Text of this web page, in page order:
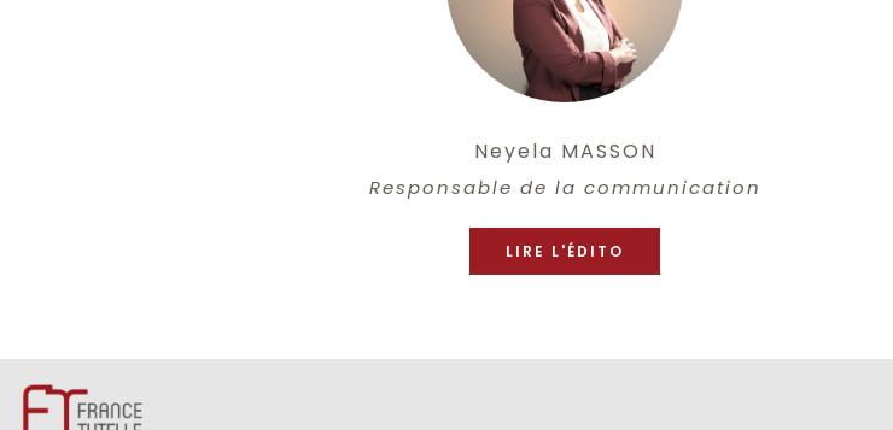
Neyela MASSON
Responsable de la communication
LIRE L'ÉDITO